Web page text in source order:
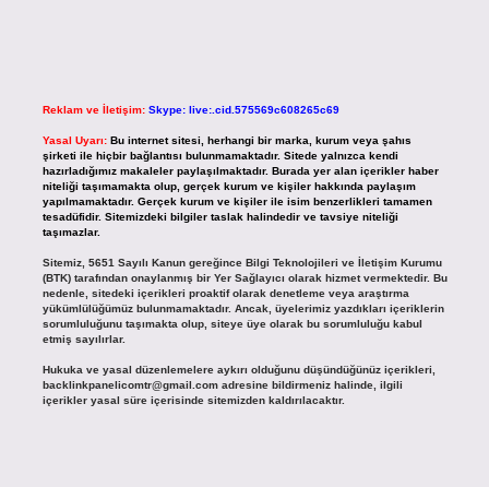
Reklam ve İletişim: Skype: live:.cid.575569c608265c69
Yasal Uyarı: Bu internet sitesi, herhangi bir marka, kurum veya şahıs
şirketi ile hiçbir bağlantısı bulunmamaktadır. Sitede yalnızca kendi
hazırladığımız makaleler paylaşılmaktadır. Burada yer alan içerikler haber
niteliği taşımamakta olup, gerçek kurum ve kişiler hakkında paylaşım
yapılmamaktadır. Gerçek kurum ve kişiler ile isim benzerlikleri tamamen
tesadüfidir. Sitemizdeki bilgiler taslak halindedir ve tavsiye niteliği
taşımazlar.
Sitemiz, 5651 Sayılı Kanun gereğince Bilgi Teknolojileri ve İletişim Kurumu
(BTK) tarafından onaylanmış bir Yer Sağlayıcı olarak hizmet vermektedir. Bu
nedenle, sitedeki içerikleri proaktif olarak denetleme veya araştırma
yükümlülüğümüz bulunmamaktadır. Ancak, üyelerimiz yazdıkları içeriklerin
sorumluluğunu taşımakta olup, siteye üye olarak bu sorumluluğu kabul
etmiş sayılırlar.
Hukuka ve yasal düzenlemelere aykırı olduğunu düşündüğünüz içerikleri,
backlinkpanelicomtr@gmail.comadresine bildirmeniz halinde, ilgili
içerikler yasal süre içerisinde sitemizden kaldırılacaktır.